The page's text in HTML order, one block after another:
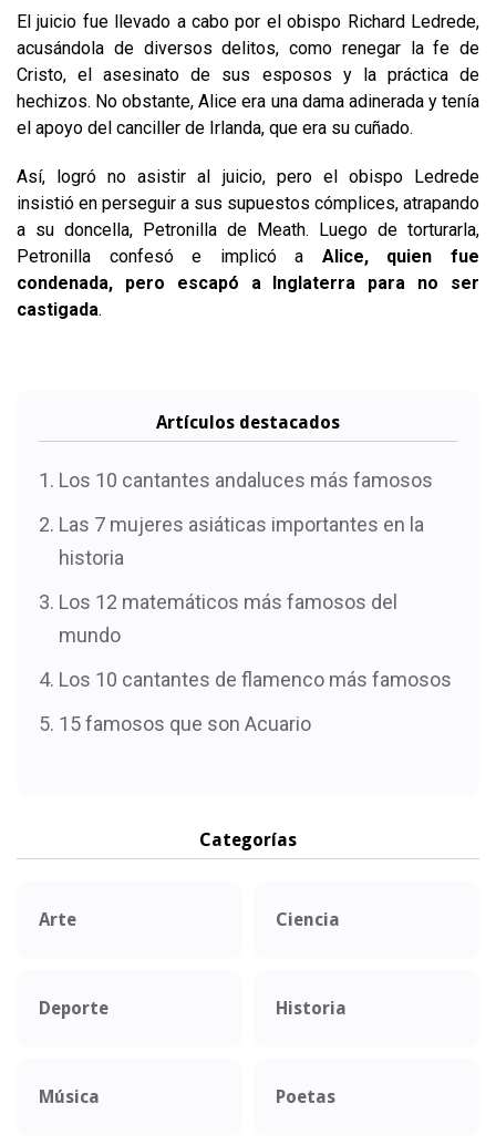
El juicio fue llevado a cabo por el obispo Richard Ledrede,
acusándola de diversos delitos, como renegar la fe de
Cristo, el asesinato de sus esposos y la práctica de
hechizos. No obstante, Alice era una dama adinerada y tenía
el apoyo del canciller de Irlanda, que era su cuñado.
Así, logró no asistir al juicio, pero el obispo Ledrede
insistió en perseguir a sus supuestos cómplices, atrapando
a su doncella, Petronilla de Meath. Luego de torturarla,
Petronilla confesó e implicó a Alice, quien fue
condenada, pero escapó a Inglaterra para no ser
castigada.
Artículos destacados
Los 10 cantantes andaluces más famosos
Las 7 mujeres asiáticas importantes en la
historia
Los 12 matemáticos más famosos del
mundo
Los 10 cantantes de flamenco más famosos
15 famosos que son Acuario
Categorías
Arte Ciencia
Deporte Historia
Música Poetas